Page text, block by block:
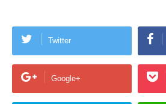
Twitter
Google+